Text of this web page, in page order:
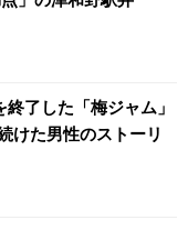
了した「梅ジャム」
けた男性のストーリ